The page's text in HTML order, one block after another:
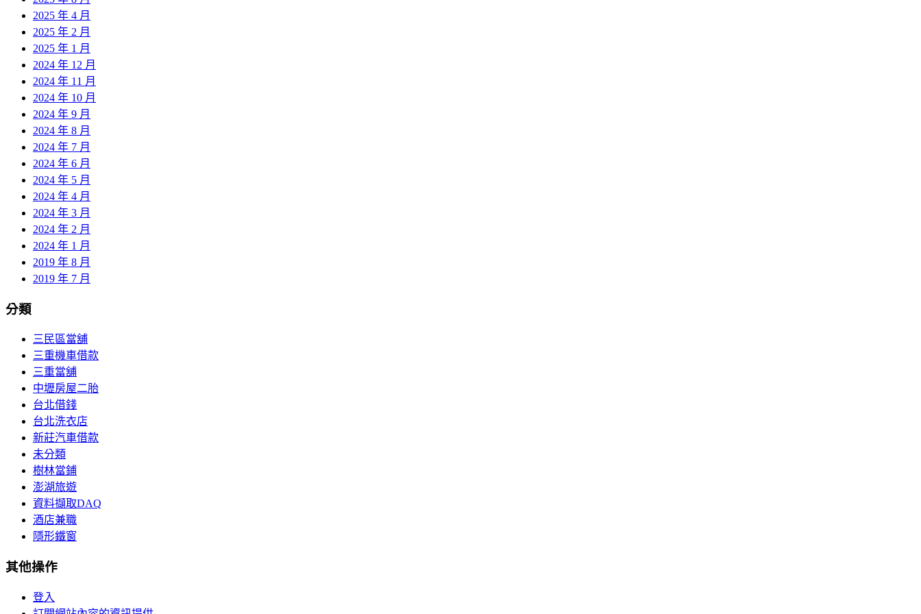
2025 年 4 月
2025 年 2 月
2025 年 1 月
2024 年 12 月
2024 年 11 月
2024 年 10 月
2024 年 9 月
2024 年 8 月
2024 年 7 月
2024 年 6 月
2024 年 5 月
2024 年 4 月
2024 年 3 月
2024 年 2 月
2024 年 1 月
2019 年 8 月
2019 年 7 月
分類
三民區當舖
三重機車借款
三重當舖
中壢房屋二胎
台北借錢
台北洗衣店
新莊汽車借款
未分類
樹林當鋪
澎湖旅遊
資料擷取DAQ
酒店兼職
隱形鐵窗
其他操作
登入